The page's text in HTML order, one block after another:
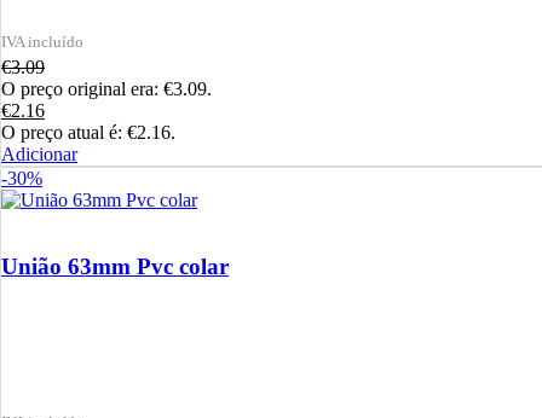
€3.09
O preço original era: €3.09.
€2.16
O preço atual é: €2.16.
Adicionar
-30%
União 63mm Pvc colar